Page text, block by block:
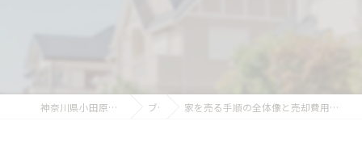
神奈川県小田原市の不動産ならミナミノイエ ブログ 家を売る手順の全体像と売却費用・税金まで徹底解説！高く早く売るコツと準備も紹介